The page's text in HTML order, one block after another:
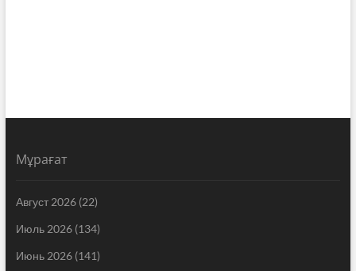
Мұрағат
Август 2026(22)
Июль 2026(134)
Июнь 2026(141)